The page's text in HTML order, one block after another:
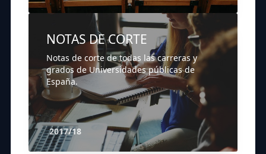
NOTAS DE CORTE
Notas de corte de todas las carreras y
grados de Universidades públicas de
España.
2017/18